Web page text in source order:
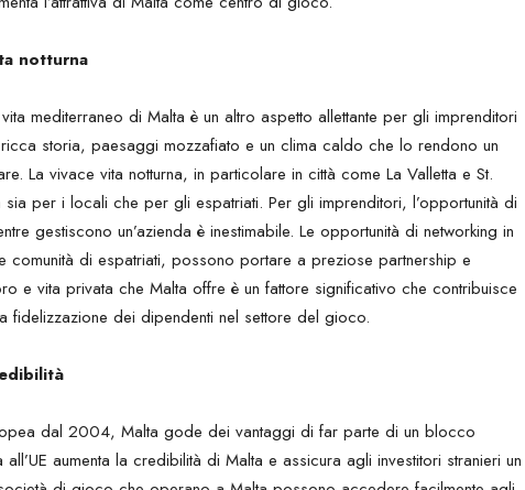
notturna
mediterraneo di Malta è un altro aspetto allettante per gli imprenditori
storia, paesaggi mozzafiato e un clima caldo che lo rendono un
La vivace vita notturna, in particolare in città come La Valletta e St.
sia per i locali che per gli espatriati. Per gli imprenditori, l’opportunità di
gestiscono un’azienda è inestimabile. Le opportunità di networking in
comunità di espatriati, possono portare a preziose partnership e
e vita privata che Malta offre è un fattore significativo che contribuisce
fidelizzazione dei dipendenti nel settore del gioco.
dal 2004, Malta gode dei vantaggi di far parte di un blocco
aumenta la credibilità di Malta e assicura agli investitori stranieri un